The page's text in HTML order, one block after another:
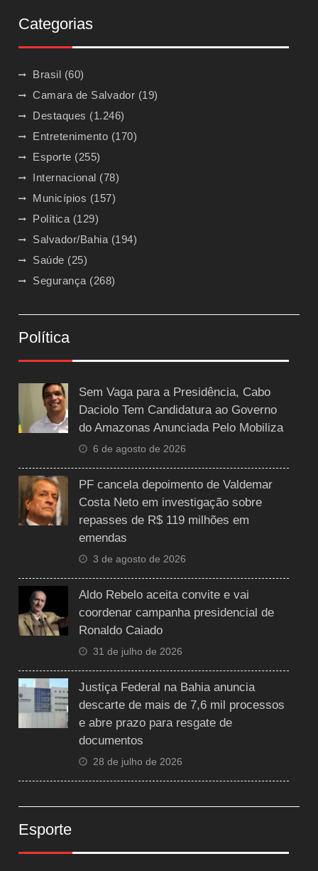
Categorias
Brasil (60)
Camara de Salvador (19)
Destaques (1.246)
Entretenimento (170)
Esporte (255)
Internacional (78)
Municípios (157)
Política (129)
Salvador/Bahia (194)
Saúde (25)
Segurança (268)
Política
Sem Vaga para a Presidência, Cabo
Daciolo Tem Candidatura ao Governo
do Amazonas Anunciada Pelo Mobiliza
6 de agosto de 2026
PF cancela depoimento de Valdemar
Costa Neto em investigação sobre
repasses de R$ 119 milhões em
emendas
3 de agosto de 2026
Aldo Rebelo aceita convite e vai
coordenar campanha presidencial de
Ronaldo Caiado
31 de julho de 2026
Justiça Federal na Bahia anuncia
descarte de mais de 7,6 mil processos
e abre prazo para resgate de
documentos
28 de julho de 2026
Esporte